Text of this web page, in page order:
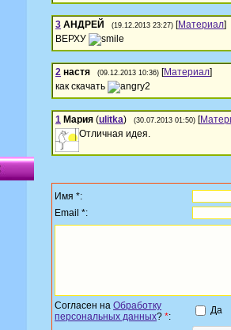
3 АНДРЕЙ (19.12.2013 23:27) [Материал]
ВЕРХУ
2 настя (09.12.2013 10:36) [Материал]
как скачать
1 Мария (ulitka) (30.07.2013 01:50) [
Отличная идея.
Имя *:
Email *:
Согласен на Обработку
персональных данных? *:
Да